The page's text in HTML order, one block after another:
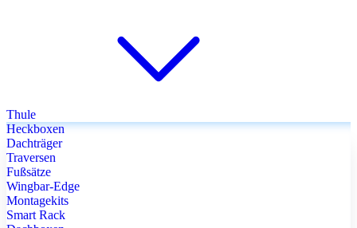
Thule
Heckboxen
Dachträger
Traversen
Fußsätze
Wingbar-Edge
Montagekits
Smart Rack